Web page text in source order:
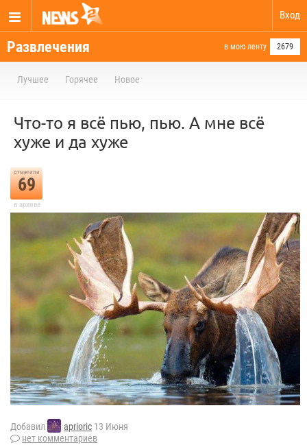
Вход
Развлечения в мою ленту 2679
Лучшее Горячее Новое
Что-то я всё пью, пью. А мне всё
хуже и да хуже
отметили
69
в архиве
Добавил aprioric 13 Июня
нет комментариев